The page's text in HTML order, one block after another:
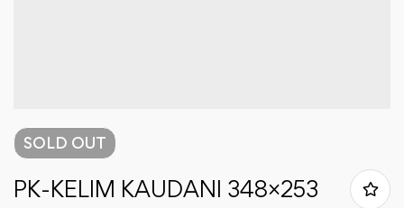
SOLD OUT
PK-KELIM KAUDANI 348×253